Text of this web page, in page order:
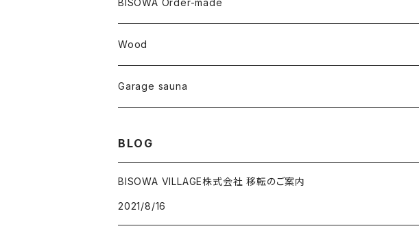
クォーツインクォーツ
ムーンストーン
ルチルクォーツ
others
foods
能作
BISOWA Order-made
∞Seiko Usami∞
Wood
Garage sauna
BLOG
BISOWA VILLAGE株式会社 移転のご案内
2021/8/16